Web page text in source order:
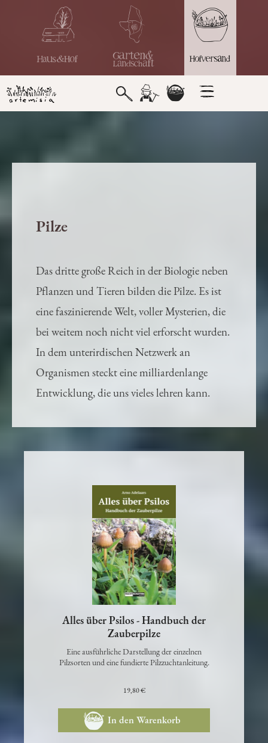
Pilze
Das dritte große Reich in der Biologie neben
Pflanzen und Tieren bilden die Pilze. Es ist
eine faszinierende Welt, voller Mysterien, die
bei weitem noch nicht viel erforscht wurden.
In dem unterirdischen Netzwerk an
Organismen steckt eine milliardenlange
Entwicklung, die uns vieles lehren kann.
Alles über Psilos - Handbuch der
Zauberpilze
Eine ausführliche Darstellung der einzelnen
Pilzsorten und eine fundierte Pilzzuchtanleitung.
19,80 €
In den Warenkorb